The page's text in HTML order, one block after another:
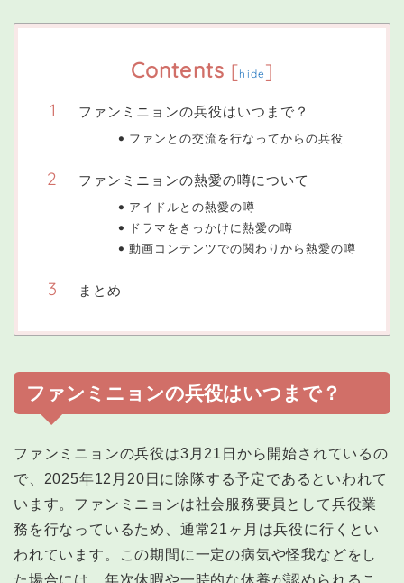
Contents [hide]
ファンミニョンの兵役はいつまで？
ファンとの交流を行なってからの兵役
ファンミニョンの熱愛の噂について
アイドルとの熱愛の噂
ドラマをきっかけに熱愛の噂
動画コンテンツでの関わりから熱愛の噂
まとめ
ファンミニョンの兵役はいつまで？
ファンミニョンの兵役は3月21日から開始されているの
で、2025年12月20日に除隊する予定であるといわれて
います。ファンミニョンは社会服務要員として兵役業
務を行なっているため、通常21ヶ月は兵役に行くとい
われています。この期間に一定の病気や怪我などをし